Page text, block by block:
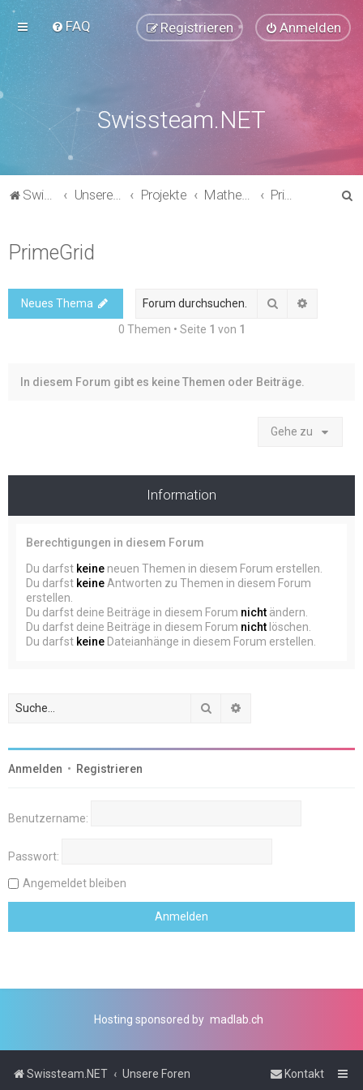
FAQ Anmelden
Registrieren
Swissteam.NET
Swissteam.NET Unsere Foren Projekte Mathematik & Kryptografie PrimeGrid
PrimeGrid
Neues Thema Suche
0 Themen • Seite 1 von 1
In diesem Forum gibt es keine Themen oder Beiträge.
Gehe zu
Information
Berechtigungen in diesem Forum
Du darfst keine neuen Themen in diesem Forum erstellen.
Du darfst keine Antworten zu Themen in diesem Forum
erstellen.
Du darfst deine Beiträge in diesem Forum nicht ändern.
Du darfst deine Beiträge in diesem Forum nicht löschen.
Du darfst keine Dateianhänge in diesem Forum erstellen.
Suche
Anmelden • Registrieren
Benutzername:
Passwort:
Angemeldet bleiben
Hosting sponsored by madlab.ch
Swissteam.NET Unsere Foren Kontakt